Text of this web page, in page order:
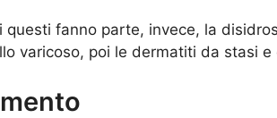
questi fanno parte, invece, la
varicoso, poi le dermatiti da stasi